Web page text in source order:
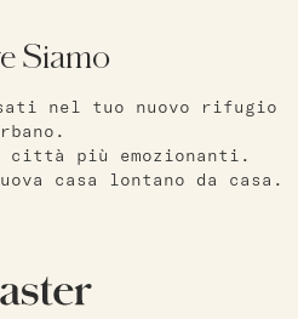
Siamo
nel tuo nuovo rifugio
città più emozionanti.
casa lontano da casa.